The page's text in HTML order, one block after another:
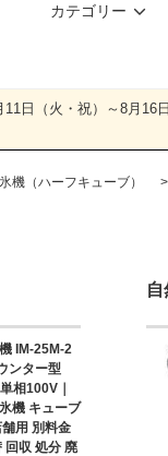
カテゴリー
日（火・祝）～8月
機（ハーフキューブ） >
IM-25M-2
ンター型
相100V｜
機 キューブ
用 別料金
回収 処分 廃